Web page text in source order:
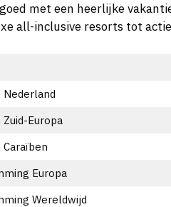
met een heerlijke
all-inclusive resorts tot
Nederland
Europa
Europa
Wereldwijd